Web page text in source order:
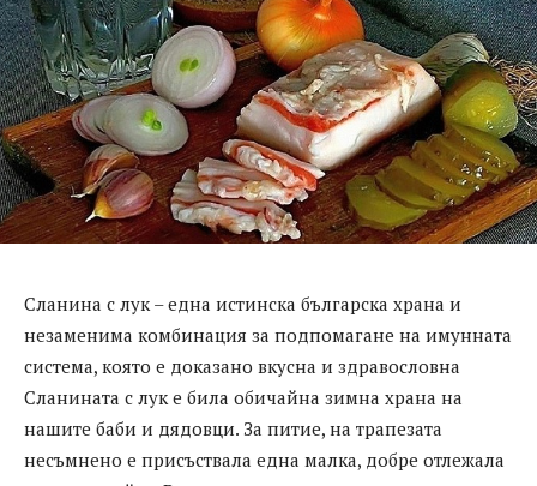
Сланина с лук – една истинска българска храна и
незаменима комбинация за подпомагане на имунната
система, която е доказано вкусна и здравословна
Сланината с лук е била обичайна зимна храна на
нашите баби и дядовци. За питие, на трапезата
несъмнено е присъствала една малка, добре отлежала